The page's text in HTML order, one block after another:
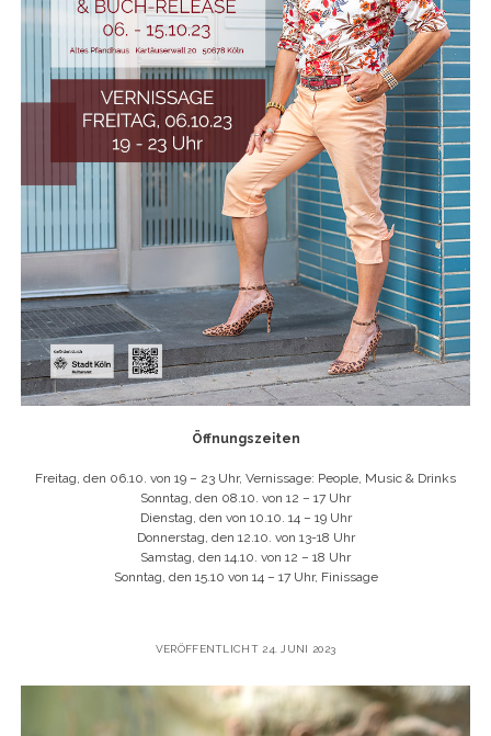
Öffnungszeiten
Freitag, den 06.10. von 19 – 23 Uhr, Vernissage: People, Music & Drinks
Sonntag, den 08.10. von 12 – 17 Uhr
Dienstag, den von 10.10. 14 – 19 Uhr
Donnerstag, den 12.10. von 13-18 Uhr
Samstag, den 14.10. von 12 – 18 Uhr
Sonntag, den 15.10 von 14 – 17 Uhr, Finissage
VERÖFFENTLICHT 24. JUNI 2023